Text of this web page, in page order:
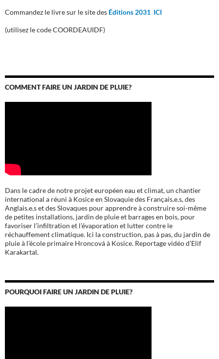
Commandez le livre sur le site des Éditions 2031 ICI
(utilisez le code COORDEAUIDF)
COMMENT FAIRE UN JARDIN DE PLUIE?
Dans le cadre de notre projet européen eau et climat, un chantier
international a réuni à Kosice en Slovaquie des Français.e.s, des
Anglais.e.s et des Slovaques pour apprendre à construire soi-même
de petites installations, jardin de pluie et barrages en bois, pour
favoriser l’infiltration et l’évaporation et lutter contre le
réchauffement climatique. Ici la construction, pas à pas, du jardin de
pluie à l’école primaire Hroncová à Kosice. Reportage vidéo d’Elif
Karakartal.
POURQUOI FAIRE UN JARDIN DE PLUIE?